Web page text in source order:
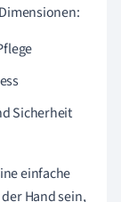
Sicherheit
einfache
Hand sein,